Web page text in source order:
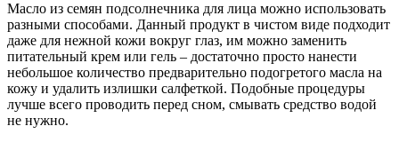
Масло из семян подсолнечника для лица можно использовать
разными способами. Данный продукт в чистом виде подходит
даже для нежной кожи вокруг глаз, им можно заменить
питательный крем или гель – достаточно просто нанести
небольшое количество предварительно подогретого масла на
кожу и удалить излишки салфеткой. Подобные процедуры
лучше всего проводить перед сном, смывать средство водой
не нужно.